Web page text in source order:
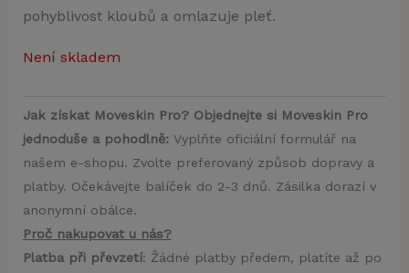
pohyblivost kloubů a omlazuje pleť.
Není skladem
Jak získat Moveskin Pro? Objednejte si Moveskin Pro
jednoduše a pohodlně:Vyplňte oficiální formulář na
našem e-shopu. Zvolte preferovaný způsob dopravy a
platby. Očekávejte balíček do 2-3 dnů. Zásilka dorazí v
anonymní obálce.
Proč nakupovat u nás?
Platba při převzetí: Žádné platby předem, platíte až po